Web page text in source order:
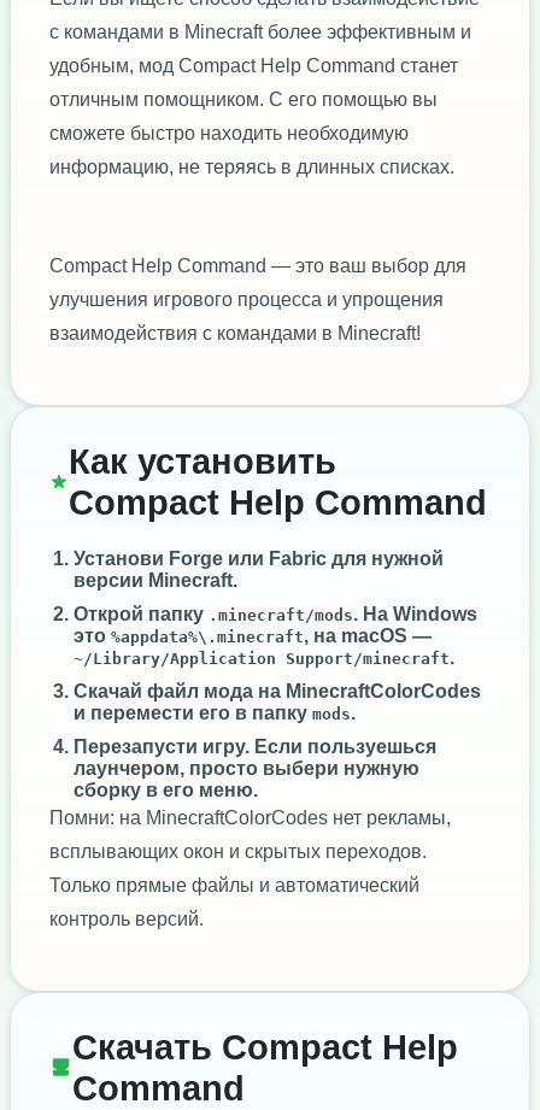
с командами в Minecraft более эффективным и
удобным, мод Compact Help Command станет
отличным помощником. С его помощью вы
сможете быстро находить необходимую
информацию, не теряясь в длинных списках.
Compact Help Command — это ваш выбор для
улучшения игрового процесса и упрощения
взаимодействия с командами в Minecraft!
Как установить
Compact Help Command
Установи Forge или Fabric для нужной
версии Minecraft.
Открой папку .minecraft/mods. На Windows
это %appdata%\.minecraft, на macOS —
~/Library/Application Support/minecraft.
Скачай файл мода на MinecraftColorCodes
и перемести его в папку mods.
Перезапусти игру. Если пользуешься
лаунчером, просто выбери нужную
сборку в его меню.
Помни: на MinecraftColorCodes нет рекламы,
всплывающих окон и скрытых переходов.
Только прямые файлы и автоматический
контроль версий.
Скачать Compact Help
Command